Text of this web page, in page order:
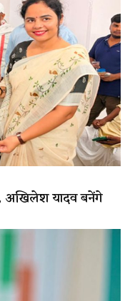
अखिलेश यादव बनेंगे